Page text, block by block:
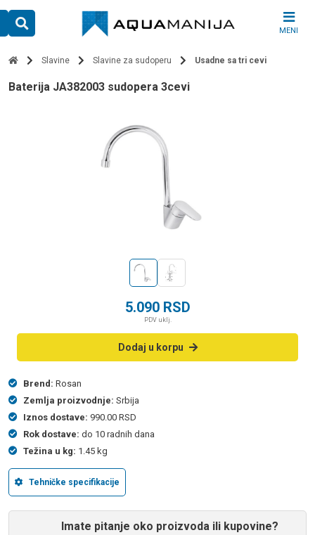
content
MENI
Slavine Slavine za sudoperu Usadne sa tri cevi
baterija JA382003 sudopera 3cevi
5.090 RSD
PDV uklj.
Dodaj u korpu
Brend: Rosan
Zemlja proizvodnje: Srbija
Iznos dostave: 990.00 RSD
Rok dostave: do 10 radnih dana
Težina u kg: 1.45 kg
Tehničke specifikacije
Imate pitanje oko proizvoda ili kupovine?